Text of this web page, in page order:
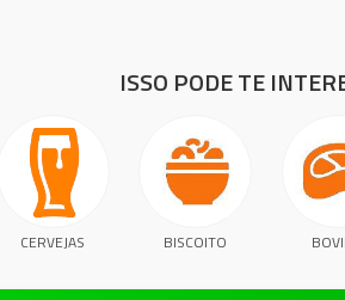
ISSO PODE TE
CERVEJAS BISCOITO